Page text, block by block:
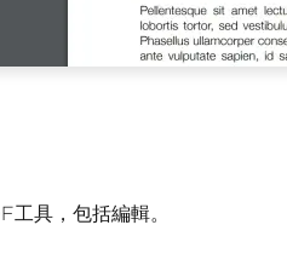
具，包括編輯。